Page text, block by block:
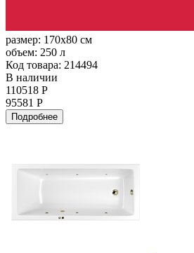
размер: 170x80 см
объем: 250 л
Код товара: 214494
В наличии
110518 Р
95581 Р
Подробнее